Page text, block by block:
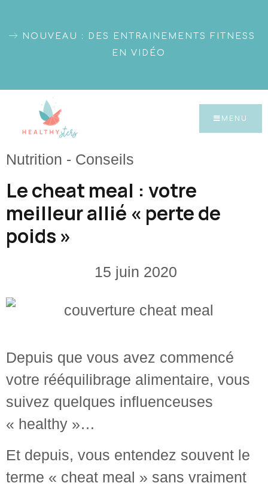
NOUVEAU : DES ENTRAINEMENTS FITNESS
EN VIDÉO
MENU
Nutrition - Conseils
Le cheat meal : votre
meilleur allié « perte de
poids »
15 juin 2020
Depuis que vous avez commencé
votre rééquilibrage alimentaire, vous
suivez quelques influenceuses
« healthy »…
Et depuis, vous entendez souvent le
terme « cheat meal » sans vraiment